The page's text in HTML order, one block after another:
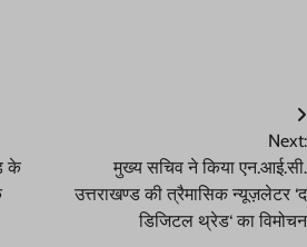
के
Next:
मुख्य सचिव ने किया एन.आई.सी.
उत्तराखण्ड की त्रैमासिक न्यूज़लेटर ‘द
डिजिटल थ्रेड‘ का विमोचन